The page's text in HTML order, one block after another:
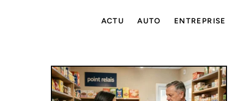
ACTU AUTO ENTREPRISE